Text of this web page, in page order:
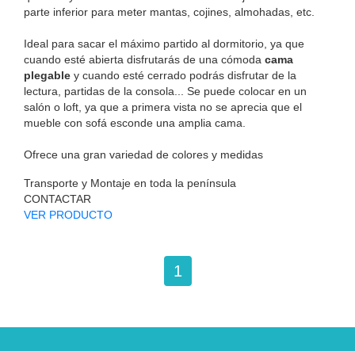
parte inferior para meter mantas, cojines, almohadas, etc.
Ideal para sacar el máximo partido al dormitorio, ya que
cuando esté abierta disfrutarás de una cómoda cama
plegable y cuando esté cerrado podrás disfrutar de la
lectura, partidas de la consola... Se puede colocar en un
salón o loft, ya que a primera vista no se aprecia que el
mueble con sofá esconde una amplia cama.
Ofrece una gran variedad de colores y medidas
Transporte y Montaje en toda la península
CONTACTAR
VER PRODUCTO
1